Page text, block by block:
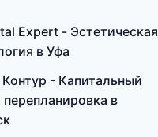
Expert - Эстетическая
в Уфа
- Капитальный
в